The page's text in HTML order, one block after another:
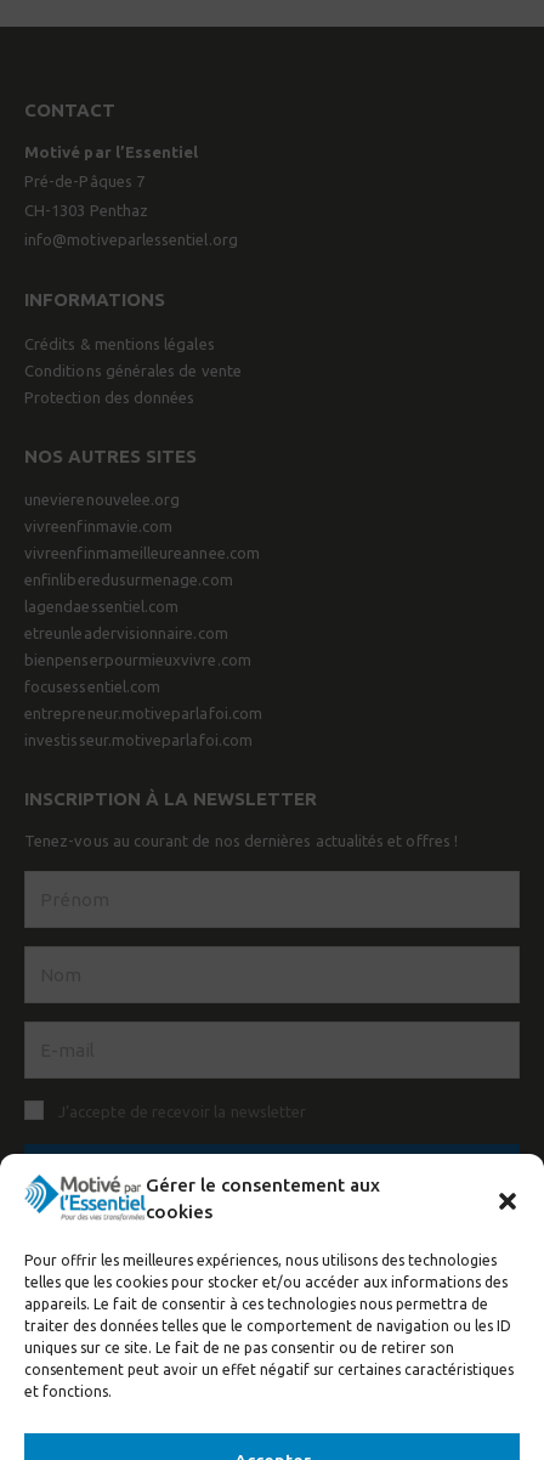
Gérer le consentement aux
cookies
Pour offrir les meilleures expériences, nous utilisons des technologies
telles que les cookies pour stocker et/ou accéder aux informations des
appareils. Le fait de consentir à ces technologies nous permettra de
traiter des données telles que le comportement de navigation ou les ID
uniques sur ce site. Le fait de ne pas consentir ou de retirer son
consentement peut avoir un effet négatif sur certaines caractéristiques
et fonctions.
CONTACT
Motivé par l’Essentiel
Pré-de-Pâques 7
CH-1303 Penthaz
info@motiveparlessentiel.org
INFORMATIONS
Crédits & mentions légales
Conditions générales de vente
Protection des données
NOS AUTRES SITES
unevierenouvelee.org
vivreenfinmavie.com
vivreenfinmameilleureannee.com
enfinliberedusurmenage.com
lagendaessentiel.com
etreunleadervisionnaire.com
bienpenserpourmieuxvivre.com
focusessentiel.com
entrepreneur.motiveparlafoi.com
investisseur.motiveparlafoi.com
INSCRIPTION À LA NEWSLETTER
Tenez-vous au courant de nos dernières actualités et offres !
J’accepte de recevoir la newsletter
Communication